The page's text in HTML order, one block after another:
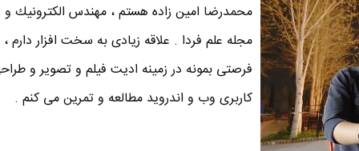
محمدرضا امين زاده هستم ، مهندس الكترونيك و
مجله علم فردا . علاقه زیادی به سخت افزار دارم ،
فرصتی بمونه در زمینه ادیت فیلم و تصویر و
کاربری وب و اندروید مطالعه و تمرین می کنم .